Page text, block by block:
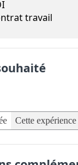
travail
Cette